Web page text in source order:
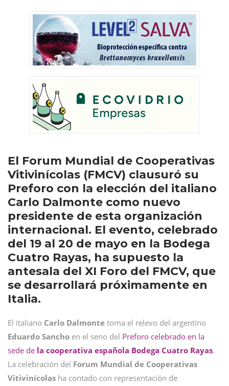
El Forum Mundial de Cooperativas
Vitivinícolas (FMCV) clausuró su
Preforo con la elección del italiano
Carlo Dalmonte como nuevo
presidente de esta organización
internacional. El evento, celebrado
del 19 al 20 de mayo en la Bodega
Cuatro Rayas, ha supuesto la
antesala del XI Foro del FMCV, que
se desarrollará próximamente en
Italia.
El italiano Carlo Dalmonte toma el relevo del argentino
Eduardo Sancho en el seno del Preforo celebrado en la
sede de la cooperativa española Bodega Cuatro Rayas.
La celebración del Forum Mundial de Cooperativas
Vitivinícolas ha contado con representación de